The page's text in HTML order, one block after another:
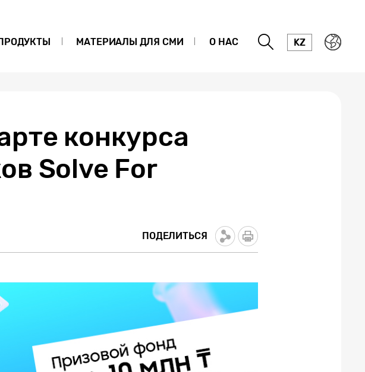
МАТЕРИАЛЫ ДЛЯ СМИ О НАС KZ
конкурса
Solve For
ПОДЕЛИТЬСЯ